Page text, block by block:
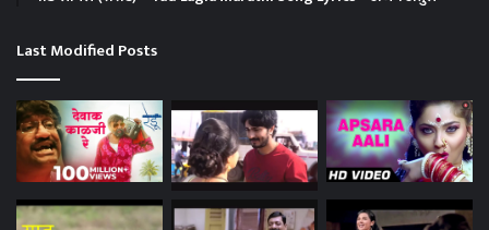
Last Modified Posts